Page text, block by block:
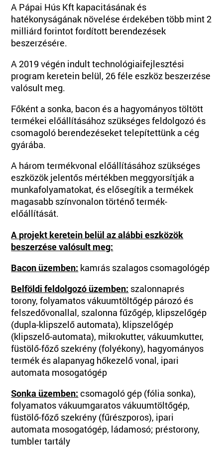
A Pápai Hús Kft kapacitásának és
hatékonyságának növelése érdekében több mint 2
milliárd forintot fordított berendezések
beszerzésére.
A 2019 végén indult technológiaifejlesztési
program keretein belül, 26 féle eszköz beszerzése
valósult meg.
Főként a sonka, bacon és a hagyományos töltött
termékei előállításához szükséges feldolgozó és
csomagoló berendezéseket telepítettünk a cég
gyárába.
A három termékvonal előállításához szükséges
eszközök jelentős mértékben meggyorsítják a
munkafolyamatokat, és elősegítik a termékek
magasabb színvonalon történő termék-
előállítását.
A projekt keretein belül az alábbi eszközök
beszerzése valósult meg:
Bacon üzemben: kamrás szalagos csomagológép
Belföldi feldolgozó üzemben: szalonnaprés
torony, folyamatos vákuumtöltőgép pározó és
felszedővonallal, szalonna fűzőgép, klipszelőgép
(dupla-klipszelő automata), klipszelőgép
(klipszelő-automata), mikrokutter, vákuumkutter,
füstölő-főző szekrény (folyékony), hagyományos
termék és alapanyag hőkezelő vonal, ipari
automata mosogatógép
Sonka üzemben: csomagoló gép (fólia sonka),
folyamatos vákuumgaratos vákuumtöltőgép,
füstölő-főző szekrény (fűrészporos), ipari
automata mosogatógép, ládamosó; préstorony,
tumbler tartály